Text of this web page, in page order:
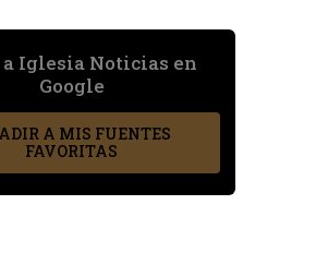
a Iglesia Noticias en
Google
A MIS FUENTES
FAVORITAS